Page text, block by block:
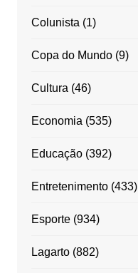
Colunista (1)
Copa do Mundo(9)
Cultura (46)
Economia (535)
Educação(392)
Entretenimento(433)
Esporte(934)
Lagarto(882)